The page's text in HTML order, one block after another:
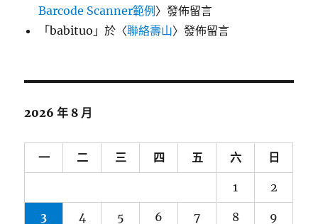
Barcode Scanner範例 〉發佈留言
「babituo 」於〈聯絡壽山〉發佈留言
2026 年 8 月
一 二 三 四 五 六 日
1 2
3 4 5 6 7 8 9